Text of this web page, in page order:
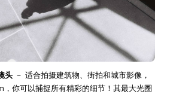
头 － 适合拍摄建筑物、街拍和城市影像，
你可以捕捉所有精彩的细节！其最大光圈